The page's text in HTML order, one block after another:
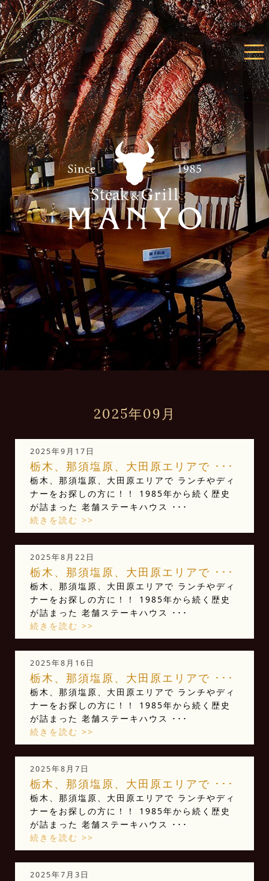
2025年09月
2025年9月17日
栃木、那須塩原、大田原エリアで ･･･
栃木、那須塩原、大田原エリアで ランチやディ
ナーをお探しの方に！！ 1985年から続く歴史
が詰まった 老舗ステーキハウス ･･･
続きを読む >>
2025年8月22日
栃木、那須塩原、大田原エリアで ･･･
栃木、那須塩原、大田原エリアで ランチやディ
ナーをお探しの方に！！ 1985年から続く歴史
が詰まった 老舗ステーキハウス ･･･
続きを読む >>
2025年8月16日
栃木、那須塩原、大田原エリアで ･･･
栃木、那須塩原、大田原エリアで ランチやディ
ナーをお探しの方に！！ 1985年から続く歴史
が詰まった 老舗ステーキハウス ･･･
続きを読む >>
2025年8月7日
栃木、那須塩原、大田原エリアで ･･･
栃木、那須塩原、大田原エリアで ランチやディ
ナーをお探しの方に！！ 1985年から続く歴史
が詰まった 老舗ステーキハウス ･･･
続きを読む >>
2025年7月3日